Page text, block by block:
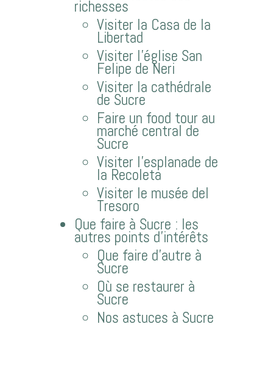
richesses
Visiter la Casa de la
Libertad
Visiter l’église San
Felipe de Neri
Visiter la cathédrale
de Sucre
Faire un food tour au
marché central de
Sucre
Visiter l’esplanade de
la Recoleta
Visiter le musée del
Tresoro
Que faire à Sucre : les
autres points d’intérêts
Que faire d’autre à
Sucre
Où se restaurer à
Sucre
Nos astuces à Sucre